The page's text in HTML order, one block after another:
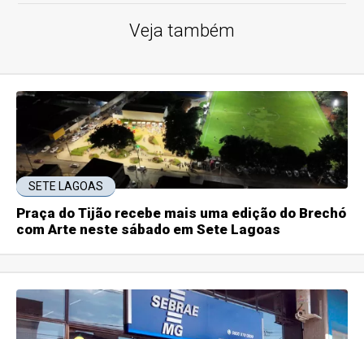
Veja também
SETE LAGOAS
Praça do Tijão recebe mais uma edição do Brechó
com Arte neste sábado em Sete Lagoas